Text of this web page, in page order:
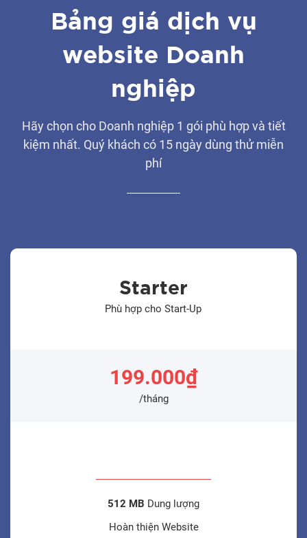
Bảng giá dịch vụ
website Doanh
nghiệp
Hãy chọn cho Doanh nghiệp 1 gói phù hợp và tiết
kiệm nhất. Quý khách có 15 ngày dùng thử miễn
phí
Starter
Phù hợp cho Start-Up
199.000₫
/tháng
512 MB Dung lượng
Hoàn thiện Website